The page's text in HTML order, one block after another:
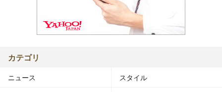
カテゴリ
ニュース スタイル